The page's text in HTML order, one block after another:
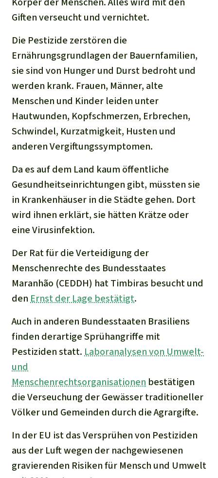
Giften verseucht und vernichtet.
Die Pestizide zerstören die
Ernährungsgrundlagen der Bauernfamilien,
sie sind von Hunger und Durst bedroht und
werden krank. Frauen, Männer, alte
Menschen und Kinder leiden unter
Hautwunden, Kopfschmerzen, Erbrechen,
Schwindel, Kurzatmigkeit, Husten und
anderen Vergiftungssymptomen.
Da es auf dem Land kaum öffentliche
Gesundheitseinrichtungen gibt, müssten sie
in Krankenhäuser in die Städte gehen. Dort
wird ihnen erklärt, sie hätten Krätze oder
eine Virusinfektion.
Der Rat für die Verteidigung der
Menschenrechte des Bundesstaates
Maranhão (CEDDH) hat Timbiras besucht und
den Ernst der Lage bestätigt.
Auch in anderen Bundesstaaten Brasiliens
finden derartige Sprühangriffe mit
Pestiziden statt. Laboranalysen von Umwelt-
und
Menschenrechtsorganisationen bestätigen
die Verseuchung der Gewässer traditioneller
Völker und Gemeinden durch die Agrargifte.
In der EU ist das Versprühen von Pestiziden
aus der Luft wegen der nachgewiesenen
gravierenden Risiken für Mensch und Umwelt